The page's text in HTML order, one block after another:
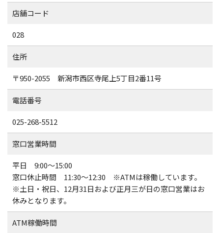
店舗コード
028
住所
〒950-2055 新潟市西区寺尾上5丁目2番11号
電話番号
025-268-5512
窓口営業時間
平日 9:00～15:00
窓口休止時間 11:30～12:30 ※ATMは稼働しています。
※土日・祝日、12月31日および正月三が日の窓口営業はお
休みとなります。
ATM稼働時間